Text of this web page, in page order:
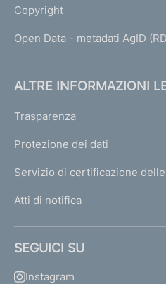
Copyright
Open Data - metadati AgID
ALTRE INFORMAZIONI
Trasparenza
Protezione dei dati
Servizio di certificazione
Atti di notifica
SEGUICI SU
Instagram